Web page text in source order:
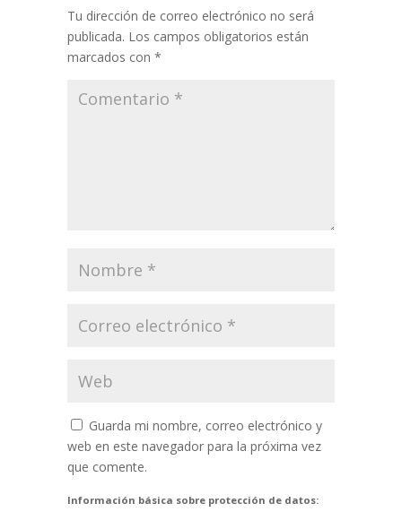
Tu dirección de correo electrónico no será
publicada. Los campos obligatorios están
marcados con *
Guarda mi nombre, correo electrónico y
web en este navegador para la próxima vez
que comente.
Información básica sobre protección de datos: